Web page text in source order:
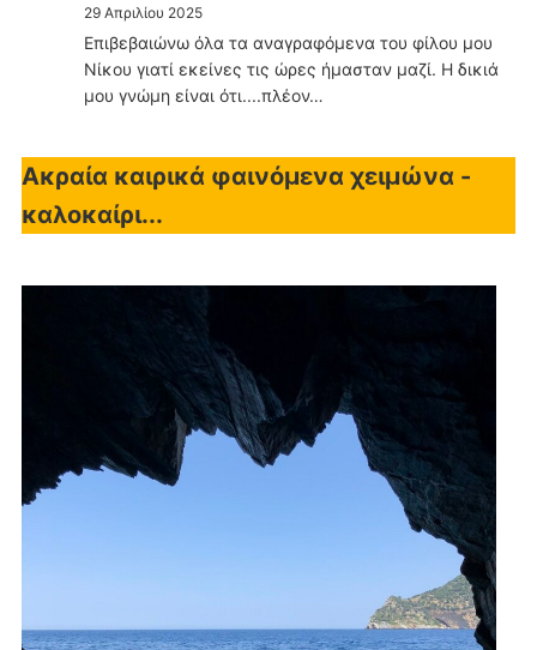
29 Απριλίου 2025
Επιβεβαιώνω όλα τα αναγραφόμενα του φίλου μου
Νίκου γιατί εκείνες τις ώρες ήμασταν μαζί. Η δικιά
μου γνώμη είναι ότι....πλέον…
Ακραία καιρικά φαινόμενα χειμώνα -
καλοκαίρι...